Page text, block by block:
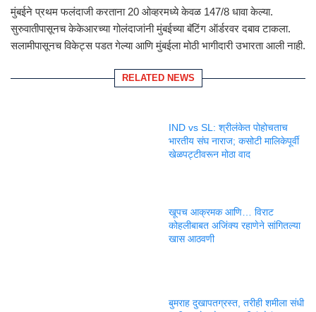
मुंबईने प्रथम फलंदाजी करताना 20 ओव्हरमध्ये केवळ 147/8 धावा केल्या.
सुरुवातीपासूनच केकेआरच्या गोलंदाजांनी मुंबईच्या बॅटिंग ऑर्डरवर दबाव टाकला.
सलामीपासूनच विकेट्स पडत गेल्या आणि मुंबईला मोठी भागीदारी उभारता आली नाही.
RELATED NEWS
IND vs SL: श्रीलंकेत पोहोचताच
भारतीय संघ नाराज; कसोटी मालिकेपूर्वी
खेळपट्टीवरून मोठा वाद
खूपच आक्रमक आणि… विराट
कोहलीबाबत अजिंक्य रहाणेने सांगितल्या
खास आठवणी
बुमराह दुखापतग्रस्त, तरीही शमीला संधी